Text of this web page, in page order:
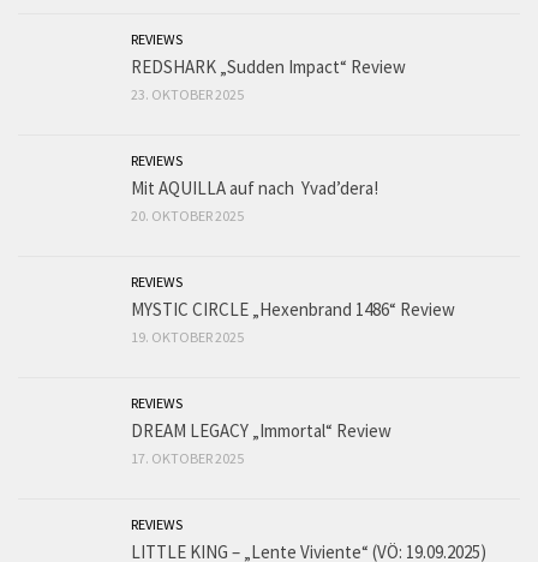
REVIEWS
REDSHARK „Sudden Impact“ Review
23. OKTOBER 2025
REVIEWS
Mit AQUILLA auf nach Yvad’dera!
20. OKTOBER 2025
REVIEWS
MYSTIC CIRCLE „Hexenbrand 1486“ Review
19. OKTOBER 2025
REVIEWS
DREAM LEGACY „Immortal“ Review
17. OKTOBER 2025
REVIEWS
LITTLE KING – „Lente Viviente“ (VÖ: 19.09.2025)